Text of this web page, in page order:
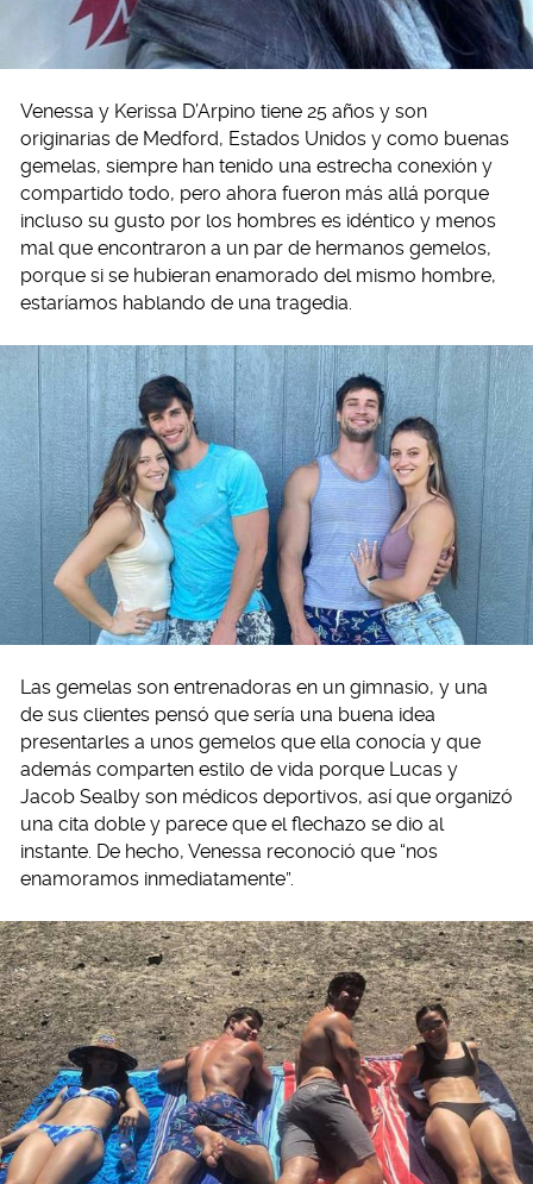
Venessa y Kerissa D’Arpino tiene 25 años y son
originarias de Medford, Estados Unidos y como buenas
gemelas, siempre han tenido una estrecha conexión y
compartido todo, pero ahora fueron más allá porque
incluso su gusto por los hombres es idéntico y menos
mal que encontraron a un par de hermanos gemelos,
porque si se hubieran enamorado del mismo hombre,
estaríamos hablando de una tragedia.
Las gemelas son entrenadoras en un gimnasio, y una
de sus clientes pensó que sería una buena idea
presentarles a unos gemelos que ella conocía y que
además comparten estilo de vida porque Lucas y
Jacob Sealby son médicos deportivos, así que organizó
una cita doble y parece que el flechazo se dio al
instante. De hecho, Venessa reconoció que “nos
enamoramos inmediatamente”.